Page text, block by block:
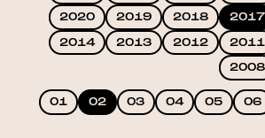
2020
2019 2018 2017
2014
2013 2012 2011
2008
01 02 03 04 05 06